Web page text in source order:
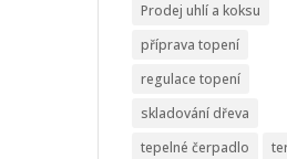
Prodej uhlí a koksu
příprava topení
regulace topení
skladování dřeva
tepelné čerpadlo